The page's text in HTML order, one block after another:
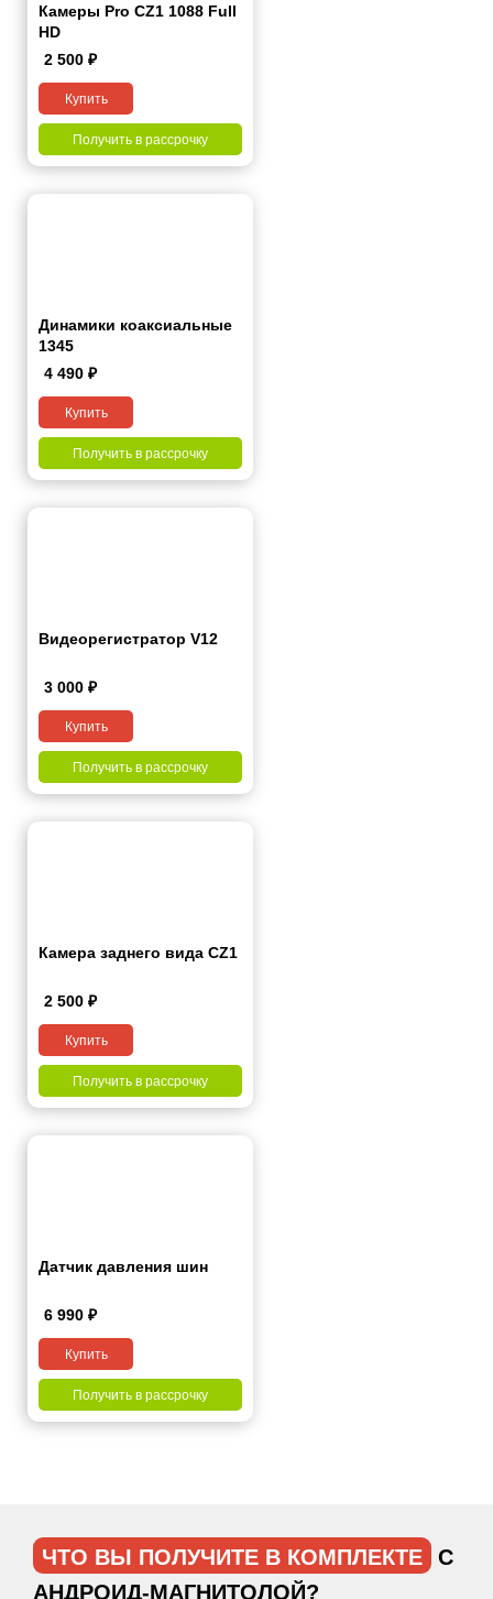
Камеры Pro CZ1 1088 Full
HD
2 500 ₽
Купить
Получить в рассрочку
Динамики коаксиальные
1345
4 490 ₽
Купить
Получить в рассрочку
Видеорегистратор V12
3 000 ₽
Купить
Получить в рассрочку
Камера заднего вида CZ1
2 500 ₽
Купить
Получить в рассрочку
Датчик давления шин
6 990 ₽
Купить
Получить в рассрочку
ЧТО ВЫ ПОЛУЧИТЕ В КОМПЛЕКТЕ
С
АНДРОИД-МАГНИТОЛОЙ?